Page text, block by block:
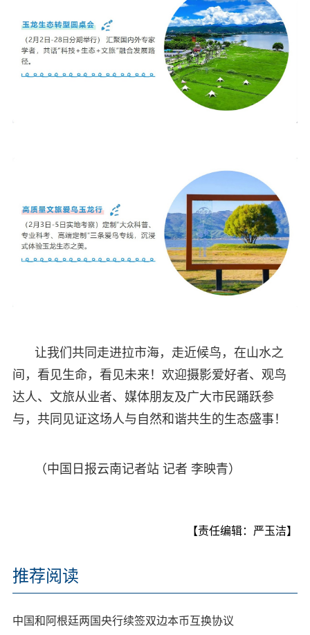
让我们共同走进拉市海，走近候鸟，在山水之
间，看见生命，看见未来！欢迎摄影爱好者、观鸟
达人、文旅从业者、媒体朋友及广大市民踊跃参
与，共同见证这场人与自然和谐共生的生态盛事！
（中国日报云南记者站 记者 李映青）
【责任编辑：严玉洁】
推荐阅读
中国和阿根廷两国央行续签双边本币互换协议